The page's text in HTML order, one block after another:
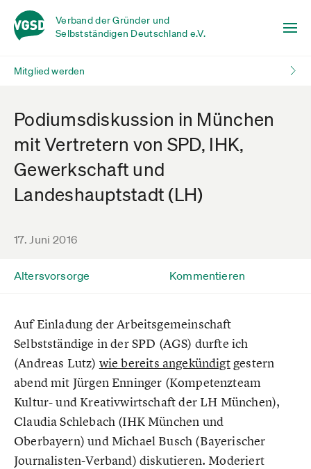
Verband der Gründer und
Selbstständigen Deutschland e.V.
Mitglied werden
Podiumsdiskussion in München
mit Vertretern von SPD, IHK,
Gewerkschaft und
Landeshauptstadt (LH)
17. Juni 2016
Altersvorsorge Kommentieren
Auf Einladung der Arbeitsgemeinschaft
Selbstständige in der SPD (AGS) durfte ich
(Andreas Lutz) wie bereits angekündigtgestern
abend mit Jürgen Enninger (Kompetenzteam
Kultur- und Kreativwirtschaft der LH München),
Claudia Schlebach (IHK München und
Oberbayern) und Michael Busch (Bayerischer
Journalisten-Verband) diskutieren. Moderiert